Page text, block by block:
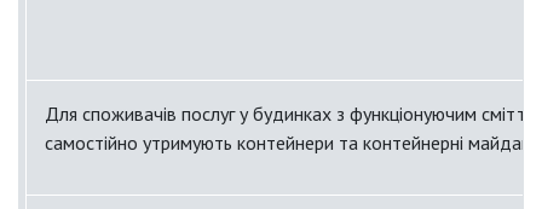
будинках
присадибною ділянкою
Для споживачів послуг у будинках з функціонуючим
самостійно утримують контейнери та контейнерні